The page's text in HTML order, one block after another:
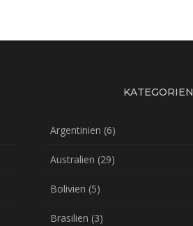
KATEGORIEN
Argentinien (6)
Australien (29)
Bolivien (5)
Brasilien (3)